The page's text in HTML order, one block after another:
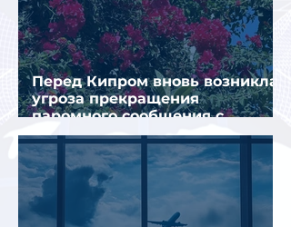
Перед Кипром вновь возникла
угроза прекращения
паромного сообщения с
Грецией